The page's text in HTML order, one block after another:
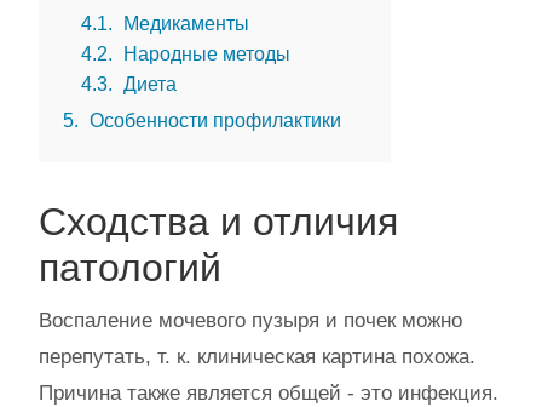
4.1
Медикаменты
4.2
Народные методы
4.3
Диета
5
Особенности профилактики
Сходства и отличия
патологий
Воспаление мочевого пузыря и почек можно
перепутать, т. к. клиническая картина похожа.
Причина также является общей - это инфекция.